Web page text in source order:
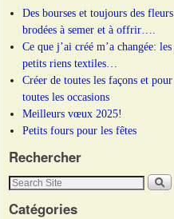
Des bourses et toujours des fleurs
brodées à semer et à offrir….
Ce que j’ai créé m’a changée: les
petits riens textiles…
Créer de toutes les façons et pour
toutes les occasions
Meilleurs vœux 2025!
Petits fours pour les fêtes
Rechercher
Catégories